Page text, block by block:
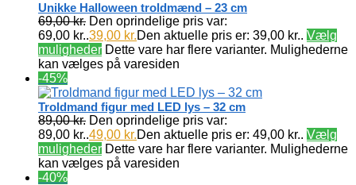
Unikke Halloween troldmænd – 23 cm
69,00kr. Den oprindelige pris var:
69,00 kr..39,00 kr.Den aktuelle pris er: 39,00 kr.. Vælg
muligheder Dette vare har flere varianter. Mulighederne
kan vælges på varesiden
-45%
Troldmand figur med LED lys – 32 cm
89,00kr. Den oprindelige pris var:
89,00 kr..49,00 kr.Den aktuelle pris er: 49,00 kr.. Vælg
muligheder Dette vare har flere varianter. Mulighederne
kan vælges på varesiden
-40%